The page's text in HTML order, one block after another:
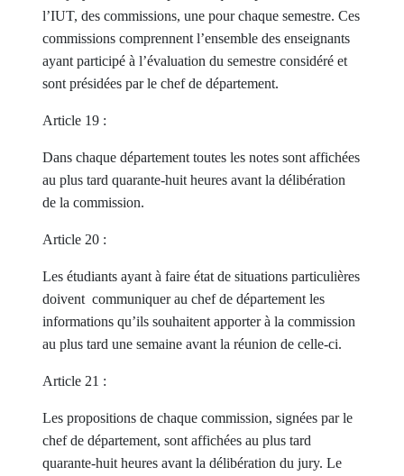
l’IUT, des commissions, une pour chaque semestre. Ces
commissions comprennent l’ensemble des enseignants
ayant participé à l’évaluation du semestre considéré et
sont présidées par le chef de département.
Article 19 :
Dans chaque département toutes les notes sont affichées
au plus tard quarante-huit heures avant la délibération
de la commission.
Article 20 :
Les étudiants ayant à faire état de situations particulières
doivent communiquer au chef de département les
informations qu’ils souhaitent apporter à la commission
au plus tard une semaine avant la réunion de celle-ci.
Article 21 :
Les propositions de chaque commission, signées par le
chef de département, sont affichées au plus tard
quarante-huit heures avant la délibération du jury. Le